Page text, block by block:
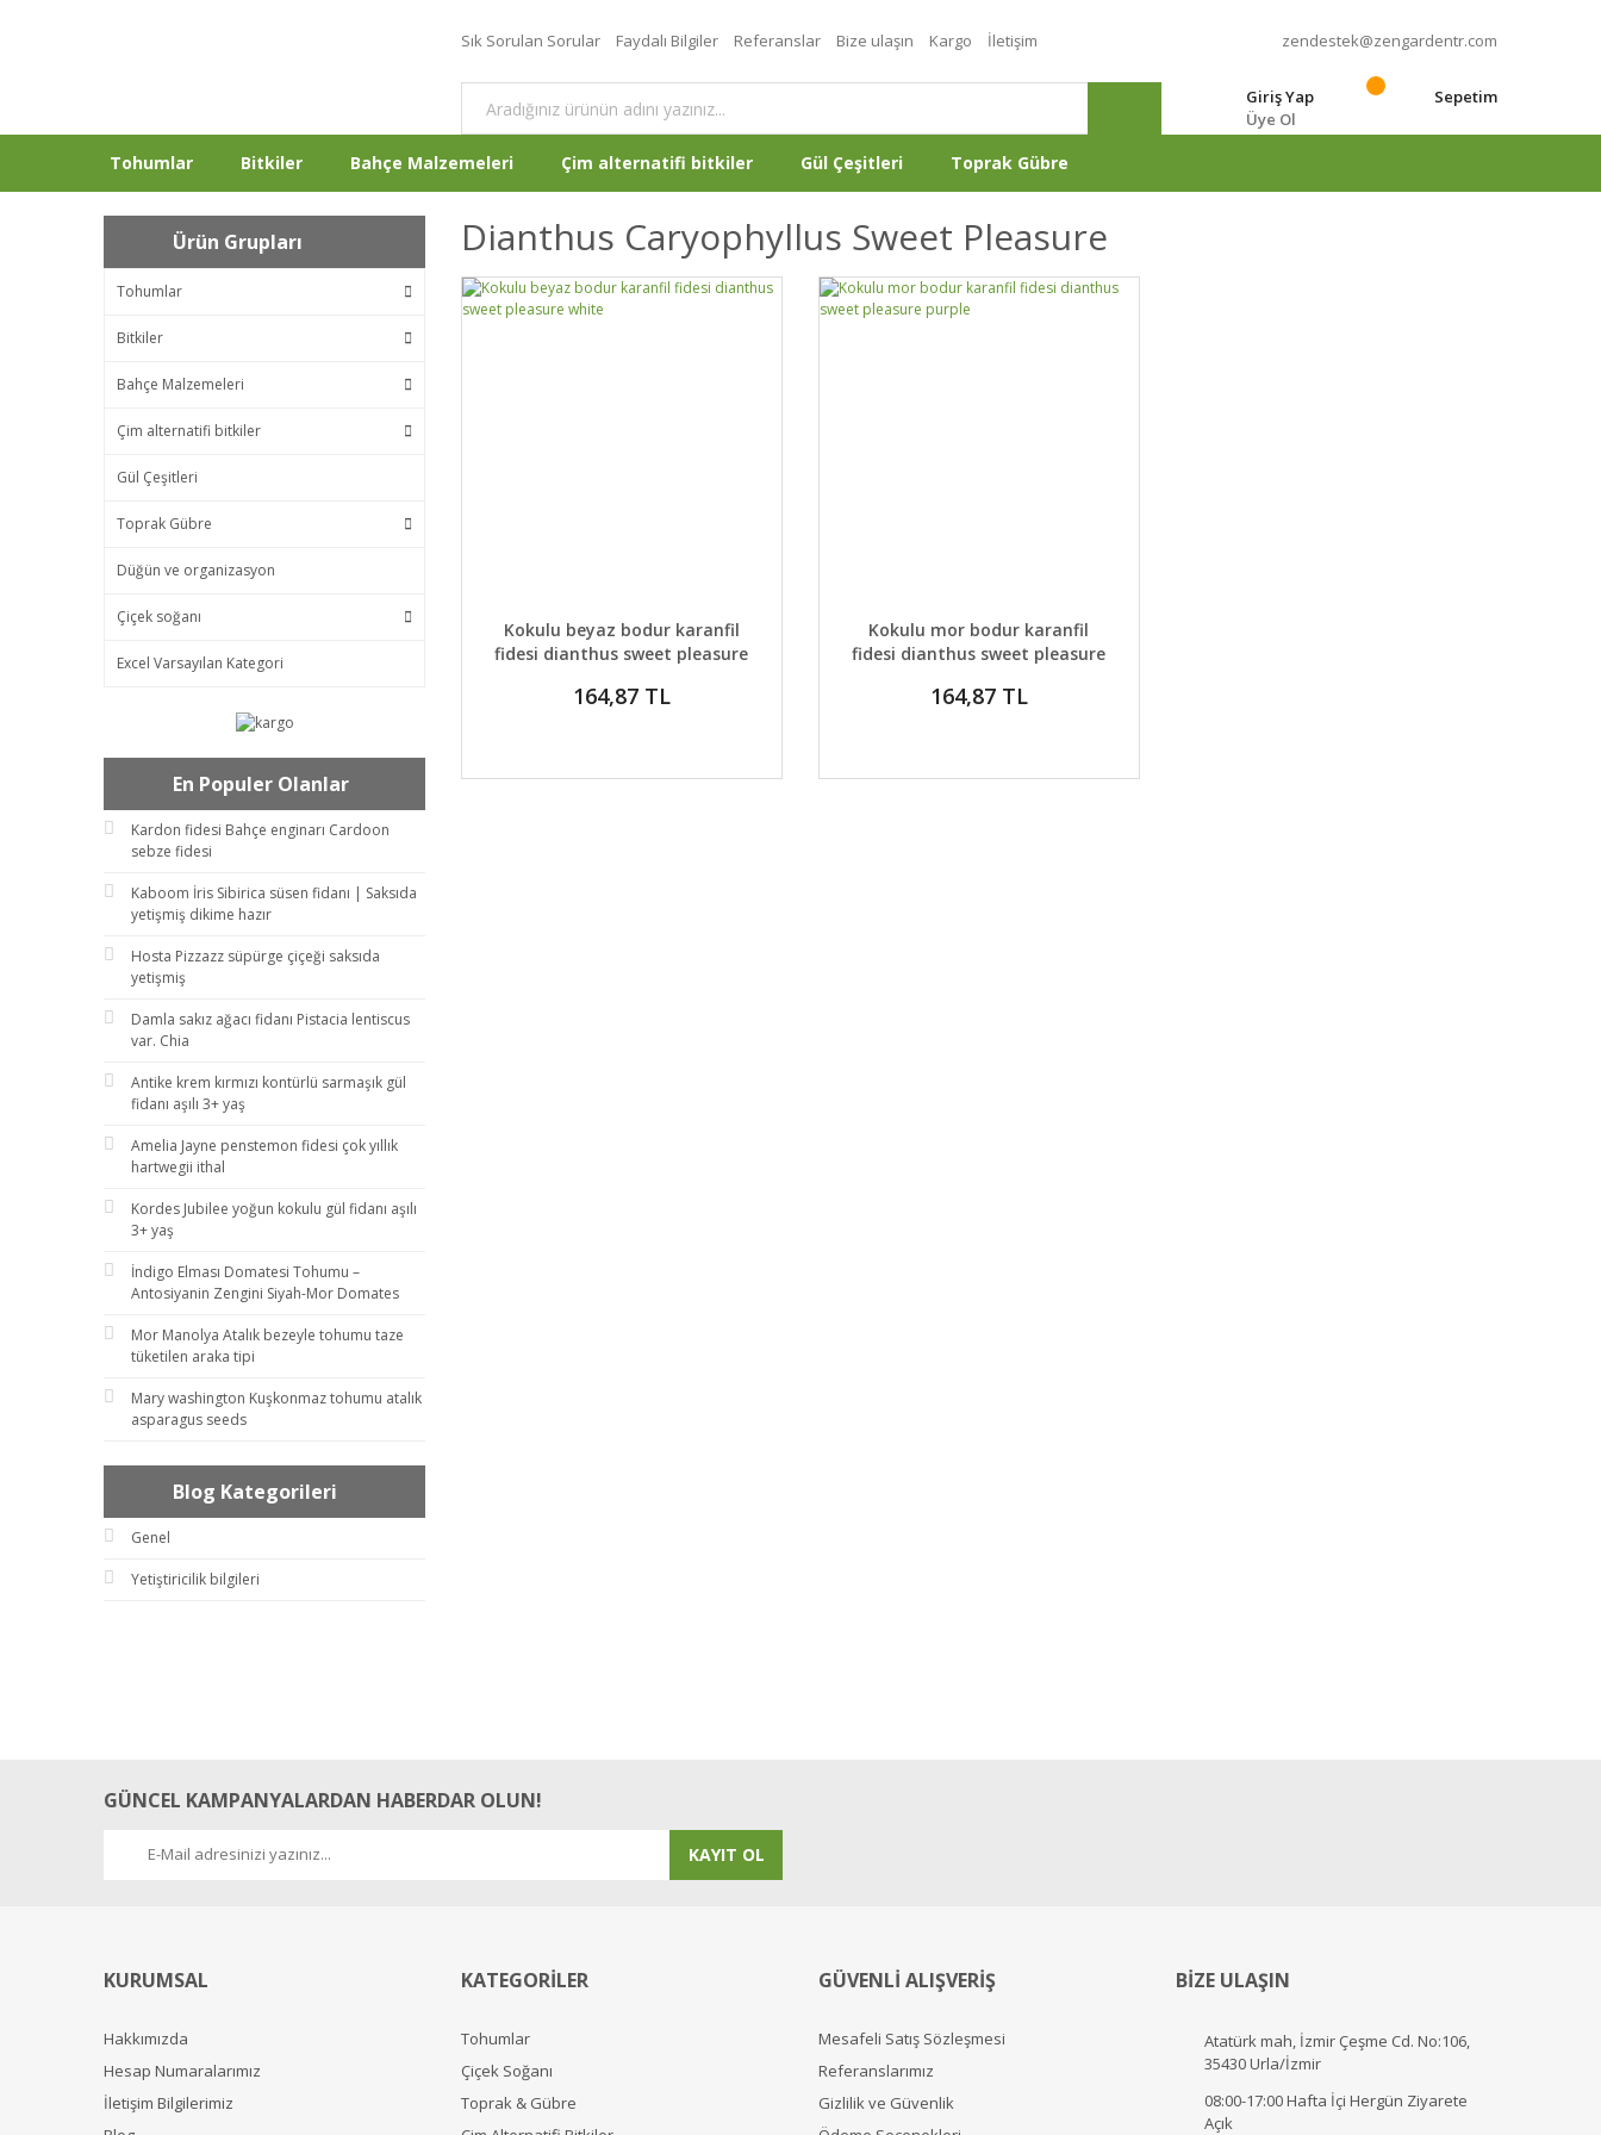
Sık Sorulan Sorular Faydalı Bilgiler Referanslar Bize ulaşın Kargo İletişim zendestek@zengardentr.com
Giriş Yap
Üye Ol
Sepetim
Tohumlar Bitkiler Bahçe Malzemeleri Çim alternatifi bitkiler Gül Çeşitleri Toprak Gübre
Ürün Grupları
Tohumlar
Bitkiler
Bahçe Malzemeleri
Çim alternatifi bitkiler
Gül Çeşitleri
Toprak Gübre
Düğün ve organizasyon
Çiçek soğanı
Excel Varsayılan Kategori
En Populer Olanlar
Kardon fidesi Bahçe enginarı Cardoon
sebze fidesi
Kaboom İris Sibirica süsen fidanı | Saksıda
yetişmiş dikime hazır
Hosta Pizzazz süpürge çiçeği saksıda
yetişmiş
Damla sakız ağacı fidanı Pistacia lentiscus
var. Chia
Antike krem kırmızı kontürlü sarmaşık gül
fidanı aşılı 3+ yaş
Amelia Jayne penstemon fidesi çok yıllık
hartwegii ithal
Kordes Jubilee yoğun kokulu gül fidanı aşılı
3+ yaş
İndigo Elması Domatesi Tohumu –
Antosiyanin Zengini Siyah-Mor Domates
Mor Manolya Atalık bezeyle tohumu taze
tüketilen araka tipi
Mary washington Kuşkonmaz tohumu atalık
asparagus seeds
Blog Kategorileri
Genel
Yetiştiricilik bilgileri
Dianthus Caryophyllus Sweet Pleasure
DETAYLAR GELİNCE HABER VER
Kokulu beyaz bodur karanfil
fidesi dianthus sweet pleasure
164,87 TL
DETAYLAR GELİNCE HABER VER
Kokulu mor bodur karanfil
fidesi dianthus sweet pleasure
164,87 TL
GÜNCEL KAMPANYALARDAN HABERDAR OLUN!
KAYIT OL
KURUMSAL
Hakkımızda
Hesap Numaralarımız
İletişim Bilgilerimiz
KATEGORİLER
Tohumlar
Çiçek Soğanı
Toprak & Gübre
GÜVENLİ ALIŞVERİŞ
Mesafeli Satış Sözleşmesi
Referanslarımız
Gizlilik ve Güvenlik
BİZE ULAŞIN
Atatürk mah, İzmir Çeşme Cd. No:106,
35430 Urla/İzmir
08:00-17:00 Hafta İçi Hergün Ziyarete
Açık